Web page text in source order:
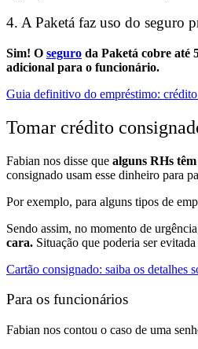
4. A Paketá faz uso do seguro
Sim! O seguro da Paketá cobre até
adicional para o funcionário.
Guia definitivo do empréstimo:
Tomar crédito
Fabian nos disse que alguns RHs
consignado usam esse dinheiro para
Por exemplo, para alguns tipos de
Sendo assim, no momento de
cara. Situação que poderia ser
Cartão consignado: saiba os detalhes
Para os funcionários
Fabian nos contou o caso de uma